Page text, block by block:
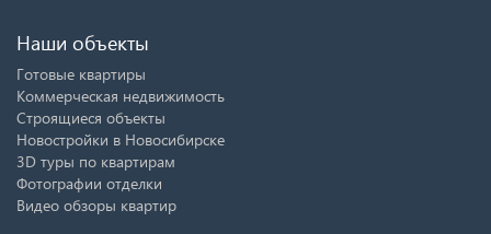
Наши объекты
Готовые квартиры
Коммерческая недвижимость
Строящиеся объекты
Новостройки в Новосибирске
3D туры по квартирам
Фотографии отделки
Видео обзоры квартир